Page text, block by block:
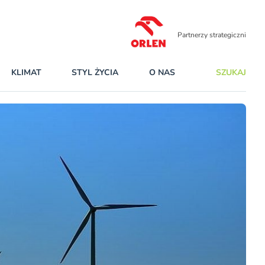
Partnerzy strategiczni
KLIMAT STYL ŻYCIA O NAS SZUKAJ